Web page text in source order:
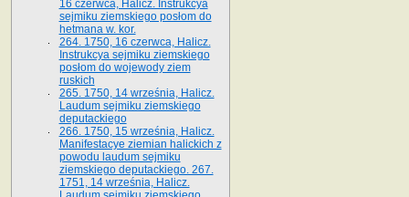
16 czerwca, Halicz. Instrukcya
sejmiku ziemskiego posłom do
hetmana w. kor.
264. 1750, 16 czerwca, Halicz.
Instrukcya sejmiku ziemskiego
posłom do wojewody ziem
ruskich
265. 1750, 14 września, Halicz.
Laudum sejmiku ziemskiego
deputackiego
266. 1750, 15 września, Halicz.
Manifestacye ziemian halickich z
powodu laudum sejmiku
ziemskiego deputackiego. 267.
1751, 14 września, Halicz.